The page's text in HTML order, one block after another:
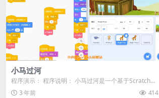
小马过河
程序演示： 程序说明： 小马过河是一个基于Scratch编
程平台的故事动画程序。...
3 年前 414